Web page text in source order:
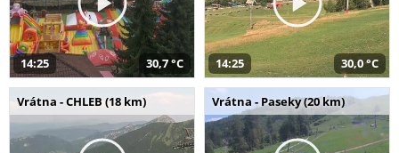
14:25 30,7 °C 14:25 30,0 °C
Vrátna - CHLEB (18 km) Vrátna - Paseky (20 km)